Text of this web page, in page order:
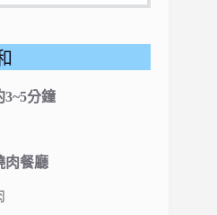
3~5分鐘
肉餐廳